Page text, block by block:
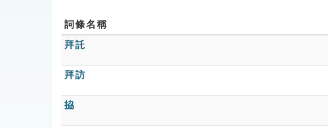
詞條名稱
拜託
拜訪
拹